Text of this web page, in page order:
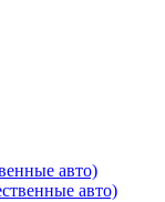
авто)
авто)